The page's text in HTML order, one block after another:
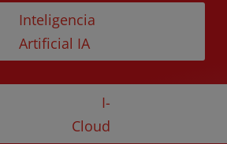
Inteligencia
Artificial IA
I-
Cloud